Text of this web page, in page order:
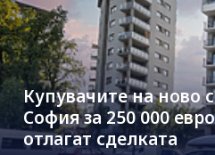
Купувачите на ново
София за 250 000
отлагат сделката